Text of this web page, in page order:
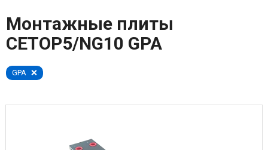
Монтажные плиты
CETOP5/NG10 GPA
GPA